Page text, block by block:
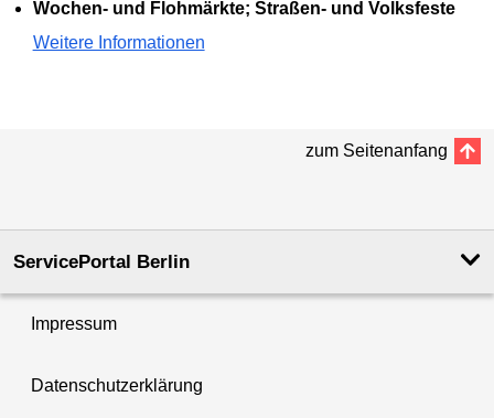
Wochen- und Flohmärkte; Straßen- und Volksfeste
Weitere Informationen
zum Seitenanfang
ServicePortal Berlin
Impressum
Datenschutzerklärung